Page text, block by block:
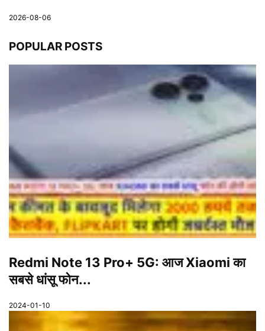
2026-08-06
POPULAR POSTS
Redmi Note 13 Pro+ 5G: आज Xiaomi का
सबसे धांसू फोन...
2024-01-10